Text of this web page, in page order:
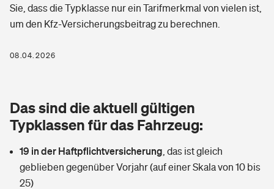
Berufshaftpflichtversicherung
Rentenrechner: Wie viel Geld bekomme ich im Alter?
Wer versichert was: Jetzt Versicherer finden
Sie haben Fragen?
Photovoltaik
Wärmepumpen versichern
Vermieterrrechtsschutz
Mietkautionsversicherung
Restkreditversicherung
Rechts­schutz­ver­si­che­rung
Kinderunfall­ver­si­che­rung
Reiseversicherung
Private Krankenversicherung
Tierkrankenversicherung
Zur Übersicht
Sie, dass die Typklasse nur ein Tarifmerkmal von vielen ist,
um den Kfz-Versicherungsbeitrag zu berechnen.
08.04.2026
Das sind die aktuell gültigen
Typklassen für das Fahrzeug:
19 in der Haftpflichtversicherung das ist gleich
geblieben gegenüber Vorjahr (auf einer Skala von 10 bis
25)